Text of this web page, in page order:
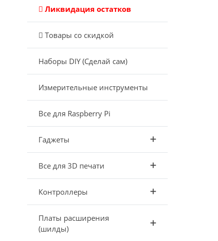
Ликвидация остатков
Товары со скидкой
Наборы DIY (Сделай сам)
Измерительные инструменты
Все для Raspberry Pi
Гаджеты
Все для 3D печати
Контроллеры
Платы расширения
(шилды)